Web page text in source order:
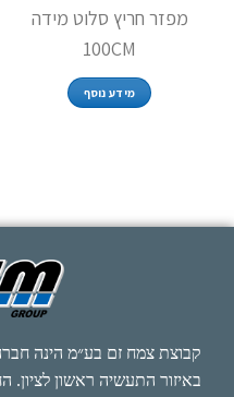
מפזר חריץ סלוט מידה
100CM
מידע נוסף
קבוצת צמח זם בע״מ הינה